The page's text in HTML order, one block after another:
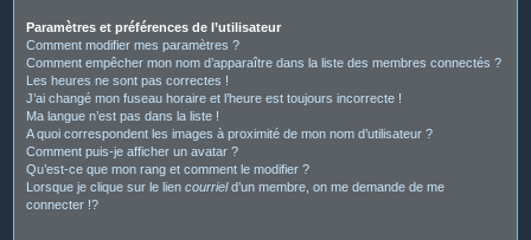
Paramètres et préférences de l’utilisateur
Comment modifier mes paramètres ?
Comment empêcher mon nom d’apparaître dans la liste des membres connectés ?
Les heures ne sont pas correctes !
J’ai changé mon fuseau horaire et l’heure est toujours incorrecte !
Ma langue n’est pas dans la liste !
A quoi correspondent les images à proximité de mon nom d’utilisateur ?
Comment puis-je afficher un avatar ?
Qu’est-ce que mon rang et comment le modifier ?
Lorsque je clique sur le lien courrield’un membre, on me demande de me
connecter !?